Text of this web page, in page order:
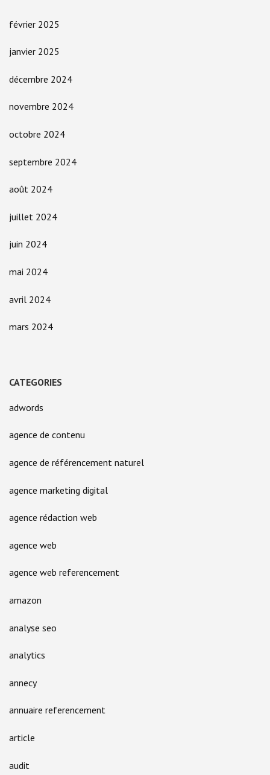
février 2025
janvier 2025
décembre 2024
novembre 2024
octobre 2024
septembre 2024
août 2024
juillet 2024
juin 2024
mai 2024
avril 2024
mars 2024
CATEGORIES
adwords
agence de contenu
agence de référencement naturel
agence marketing digital
agence rédaction web
agence web
agence web referencement
amazon
analyse seo
analytics
annecy
annuaire referencement
article
audit